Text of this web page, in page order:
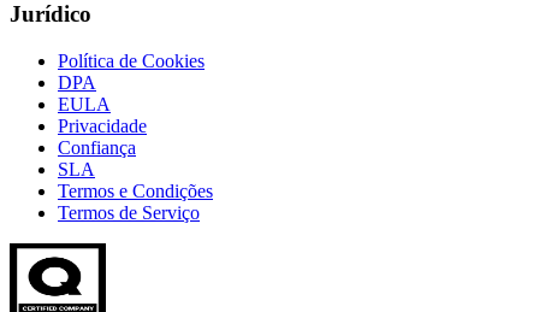
Jurídico
Política de Cookies
DPA
EULA
Privacidade
Confiança
SLA
Termos e Condições
Termos de Serviço